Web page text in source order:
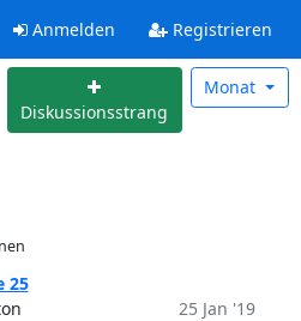
Anmelden Registrieren
Diskussionsstrang
Monat
25
25 Jan '19